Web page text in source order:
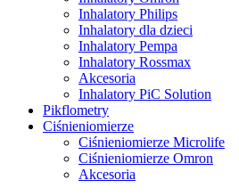
Inhalatory Philips
Inhalatory dla dzieci
Inhalatory Pempa
Inhalatory Rossmax
Akcesoria
Inhalatory PiC Solution
Pikflometry
Ciśnieniomierze
Ciśnieniomierze Microlife
Ciśnieniomierze Omron
Akcesoria